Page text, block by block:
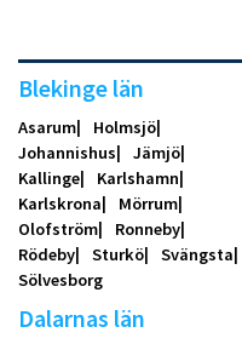
Blekinge län
Asarum
Holmsjö
Johannishus
Jämjö
Kallinge
Karlshamn
Karlskrona
Mörrum
Olofström
Ronneby
Rödeby
Sturkö
Svängsta
Sölvesborg
Dalarnas län